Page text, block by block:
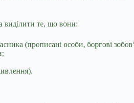
виділити те, що вони:
(прописані особи, боргові